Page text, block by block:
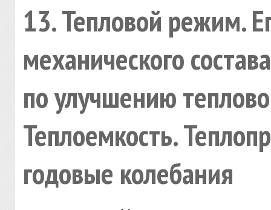
13. Тепловой режим.
механического
по улучшению
Теплоемкость.
годовые колебания